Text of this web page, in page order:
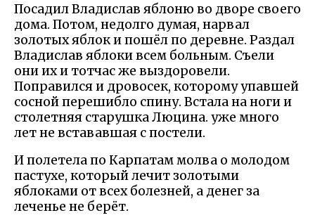
Посадил Владислав яблоню во дворе своего
дома. Потом, недолго думая, нарвал
золотых яблок и пошёл по деревне. Раздал
Владислав яблоки всем больным. Съели
они их и тотчас же выздоровели.
Поправился и дровосек, которому упавшей
сосной перешибло спину. Встала на ноги и
столетняя старушка Люцина. уже много
лет не встававшая с постели.
И полетела по Карпатам молва о молодом
пастухе, который лечит золотыми
яблоками от всех болезней, а денег за
леченье не берёт.